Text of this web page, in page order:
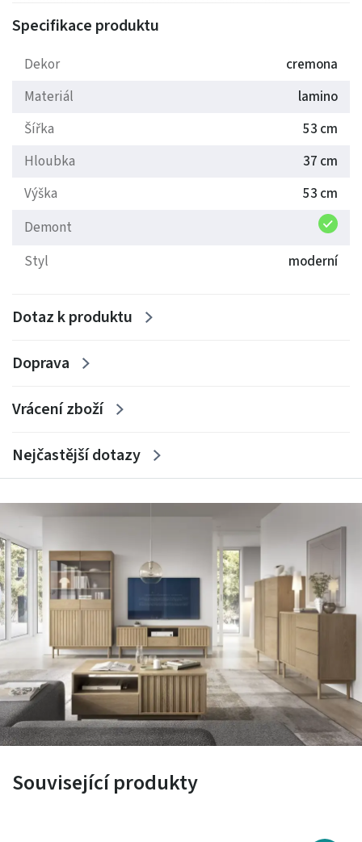
bezúchytový systémpush-to-open
Kolekce stojí na
které usnadní úklid Vašemu robotickému vysavači.
Specifikace produktu
Dekor
cremona
Materiál
lamino
Šířka
53 cm
Hloubka
37 cm
Výška
53 cm
Demont
Styl
moderní
Dotaz k produktu
Doprava
Vrácení zboží
Nejčastější dotazy
Související produkty